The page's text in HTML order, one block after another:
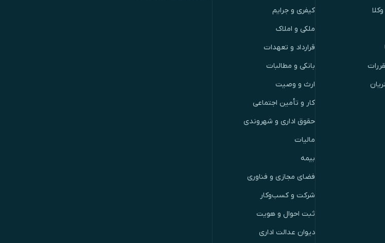
کیفری و جرایم
ملکی و املاک
قرارداد و تعهدات
بانکی و مطالبات
ارث و وصیت
کار و تأمین اجتماعی
حقوق اداری و شهروندی
مالیات
بیمه
فضای مجازی و فناوری
شرکت و کسب‌وکار
ثبت احوال و هویت
دیوان عدالت اداری